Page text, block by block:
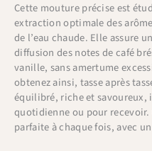
Cette mouture précise est
extraction optimale des
de l’eau chaude. Elle assure
diffusion des notes de café
vanille, sans amertume
obtenez ainsi, tasse après
équilibré, riche et savoureux,
quotidienne ou pour recevoir.
parfaite à chaque fois, avec